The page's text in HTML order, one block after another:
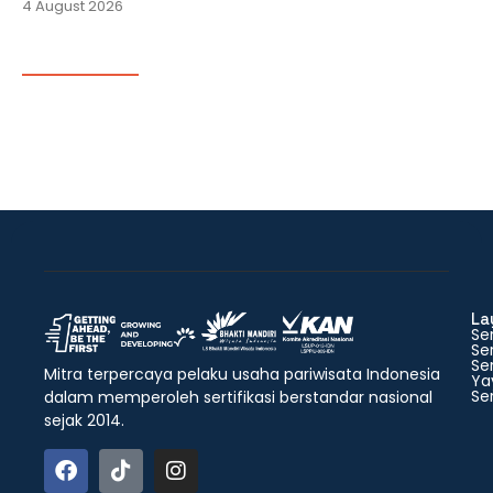
4 August 2026
Mitra terpercaya pelaku usaha pariwisata Indonesia
dalam memperoleh sertifikasi berstandar nasional
sejak 2014.